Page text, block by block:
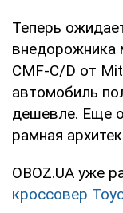
Теперь
внедорожника
CMF-C/D от
автомобиль
дешевле. Еще
рамная
OBOZ.UA уже
кроссовер